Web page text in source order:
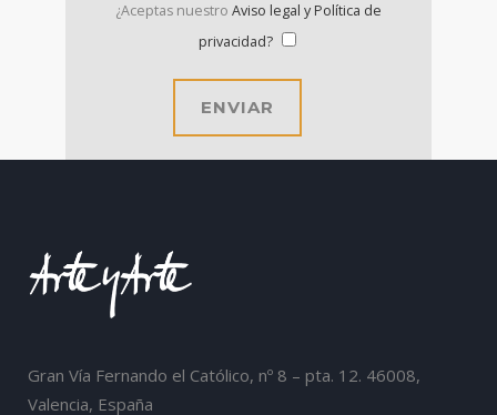
¿Aceptas nuestro Aviso legal y Política de
privacidad?
Gran Vía Fernando el Católico, nº 8 – pta. 12. 46008,
Valencia, España